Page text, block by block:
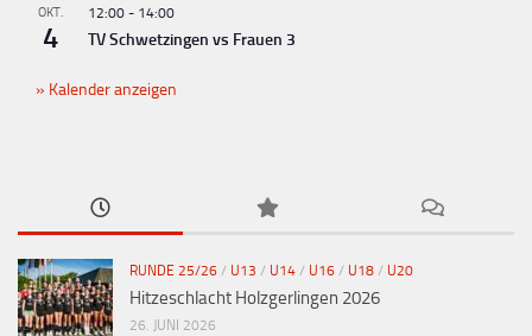
OKT.
4
12:00 - 14:00
TV Schwetzingen vs Frauen 3
Kalender anzeigen
RUNDE 25/26 / U13 / U14 / U16 / U18 / U20
Hitzeschlacht Holzgerlingen 2026
26. JUNI 2026